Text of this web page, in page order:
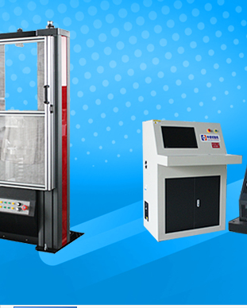
济南中创工业测试系统有限公司